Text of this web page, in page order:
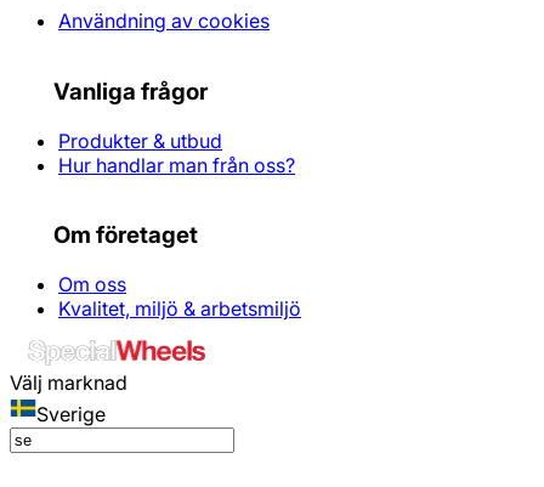
Användning av cookies
Vanliga frågor
Produkter & utbud
Hur handlar man från oss?
Om företaget
Om oss
Kvalitet, miljö & arbetsmiljö
Välj marknad
Sverige